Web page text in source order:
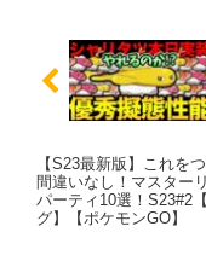
【S23最新版】これを
間違いなし！マスター
パーティ10選！S23#2
グ】【ポケモンGO】